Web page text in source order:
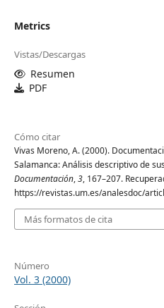
Metrics
Vistas/Descargas
Resumen
PDF
Cómo citar
Vivas Moreno, A. (2000).
Salamanca: Análisis descriptivo de
Documentación,3, 167–207.
https://revistas.um.es/analesdoc/
Más formatos de cita
Número
Vol. 3 (2000)